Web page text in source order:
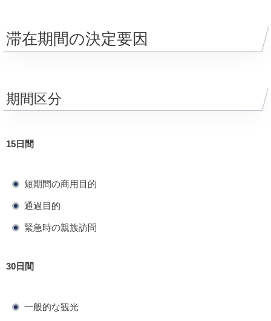
滞在期間の決定要因
期間区分
15日間
短期間の商用目的
通過目的
緊急時の親族訪問
30日間
一般的な観光